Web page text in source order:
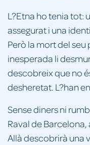
L?Etna ho tenia tot:
assegurat i una
Però la mort del
inesperada li
descobreix que no
desheretat. L?han
Sense diners ni
Raval de Barcelona,
Allà descobrirà una